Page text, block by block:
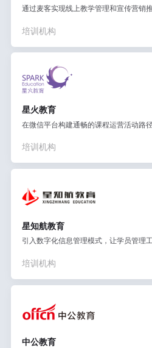
通过麦客实现线上教学管理和宣传营销
培训机构
星火教育
在微信平台构建通畅的课程运营活动路
培训机构
星知航教育
引入数字化信息管理模式，让学员管理
培训机构
中公教育